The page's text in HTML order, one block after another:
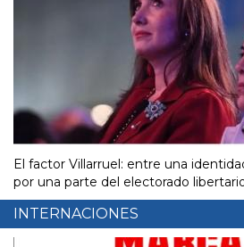
El factor Villarruel: entre una
por una parte del electorado
INTERNACIONES